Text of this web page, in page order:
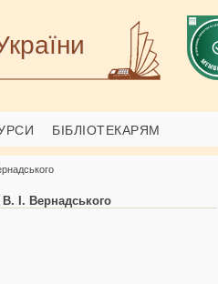
БІБЛІОТЕКАРЯМ
В. І. Вернадського